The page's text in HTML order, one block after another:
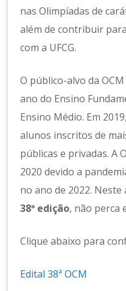
nas Olimpíadas de
além de contribuir
com a UFCG.
O público-alvo da
ano do Ensino
Ensino Médio. Em
alunos inscritos de
públicas e privadas. A
2020 devido a
no ano de 2022.
38ª edição, não perca
Clique abaixo para
Edital 38ª OCM